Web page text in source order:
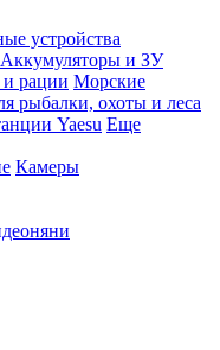
устройства
Аккумуляторы и ЗУ
рации Морские
рыбалки, охоты и леса
Yaesu Еще
Камеры